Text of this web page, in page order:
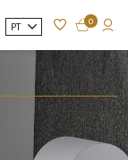
PT 0